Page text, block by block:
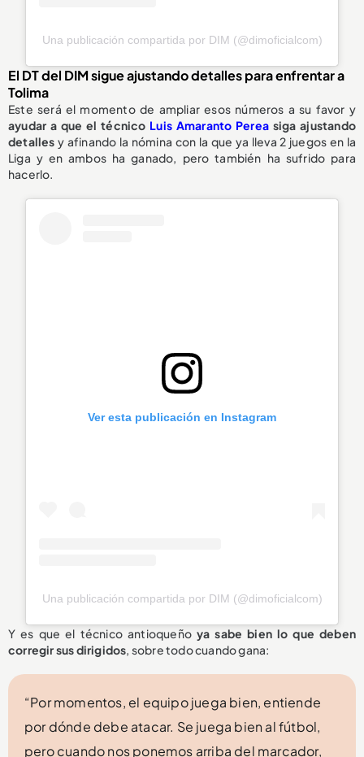
Una publicación compartida por DIM (@dimoficialcom)
El DT del DIM sigue ajustando detalles para enfrentar a
Tolima
Este será el momento de ampliar esos números a su favor y
ayudar a que el técnico Luis Amaranto Perea siga ajustando
detalles y afinando la nómina con la que ya lleva 2 juegos en la
Liga y en ambos ha ganado, pero también ha sufrido para
hacerlo.
Ver esta publicación en Instagram
Una publicación compartida por DIM (@dimoficialcom)
Y es que el técnico antioqueño ya sabe bien lo que deben
corregir sus dirigidos, sobre todo cuando gana:
“Por momentos, el equipo juega bien, entiende
por dónde debe atacar. Se juega bien al fútbol,
pero cuando nos ponemos arriba del marcador,